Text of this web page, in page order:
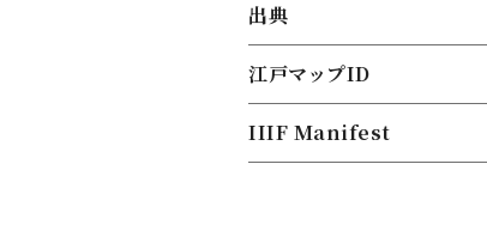
出典
江戸マップID
IIIF Manifest